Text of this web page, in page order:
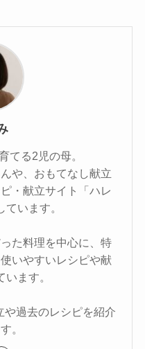
てる2児の母。
や、おもてなし献立
・献立サイト「ハレ
います。
た料理を中心に、特
いやすいレシピや献
ます。
や過去のレシピを紹介
。